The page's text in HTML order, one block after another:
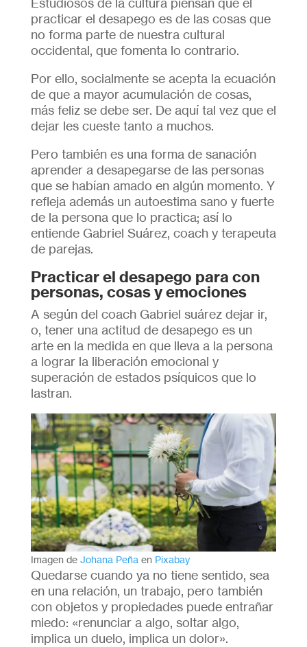
practicar el desapego es de las cosas que
no forma parte de nuestra cultural
occidental, que fomenta lo contrario.
Por ello, socialmente se acepta la ecuación
de que a mayor acumulación de cosas,
más feliz se debe ser. De aquí tal vez que el
dejar les cueste tanto a muchos.
Pero también es una forma de sanación
aprender a desapegarse de las personas
que se habían amado en algún momento. Y
refleja además un autoestima sano y fuerte
de la persona que lo practica; así lo
entiende Gabriel Suárez, coach y terapeuta
de parejas.
Practicar el desapego para con
personas, cosas y emociones
A según del coach Gabriel suárez dejar ir,
o, tener una actitud de desapego es un
arte en la medida en que lleva a la persona
a lograr la liberación emocional y
superación de estados psíquicos que lo
lastran.
Imagen de Johana Peña en Pixabay
Quedarse cuando ya no tiene sentido, sea
en una relación, un trabajo, pero también
con objetos y propiedades puede entrañar
miedo: «renunciar a algo, soltar algo,
implica un duelo, implica un dolor».